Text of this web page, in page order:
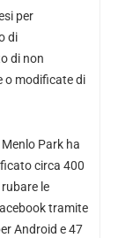
per
di
di non
o modificate di
Park ha
circa 400
le
tramite
Android e 47